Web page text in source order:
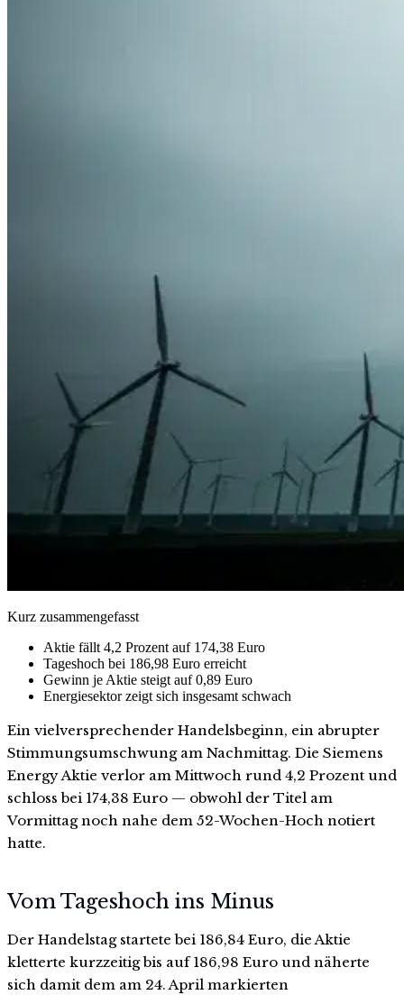
Kurz zusammengefasst
Aktie fällt 4,2 Prozent auf 174,38 Euro
Tageshoch bei 186,98 Euro erreicht
Gewinn je Aktie steigt auf 0,89 Euro
Energiesektor zeigt sich insgesamt schwach
Ein vielversprechender Handelsbeginn, ein abrupter
Stimmungsumschwung am Nachmittag. Die Siemens
Energy Aktie verlor am Mittwoch rund 4,2 Prozent und
schloss bei 174,38 Euro — obwohl der Titel am
Vormittag noch nahe dem 52-Wochen-Hoch notiert
hatte.
Vom Tageshoch ins Minus
Der Handelstag startete bei 186,84 Euro, die Aktie
kletterte kurzzeitig bis auf 186,98 Euro und näherte
sich damit dem am 24. April markierten